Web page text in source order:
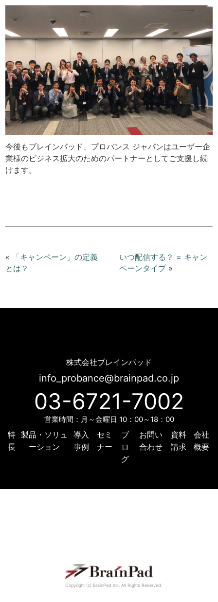
今後もブレインパッド、プロバンス ジャパンはユーザー企
業様のビジネス拡大のためのパートナーとしてご支援し続
けます。
«
「キャンペーン」の定義
とは？
いつ配信する？ = キャン
ペーンタイプ»
株式会社ブレインパッド
info_probance@brainpad.co.jp
03-6721-7002
営業時間：月～金曜日 10：00～18：00
特
長
製品・ソリュ
ーション
導入
事例
セミ
ナー
ブ
ロ
グ
お問い
合わせ
資料
請求
会社
概要
Copyright (c) BrainPad lnc. All Rights Reserved.